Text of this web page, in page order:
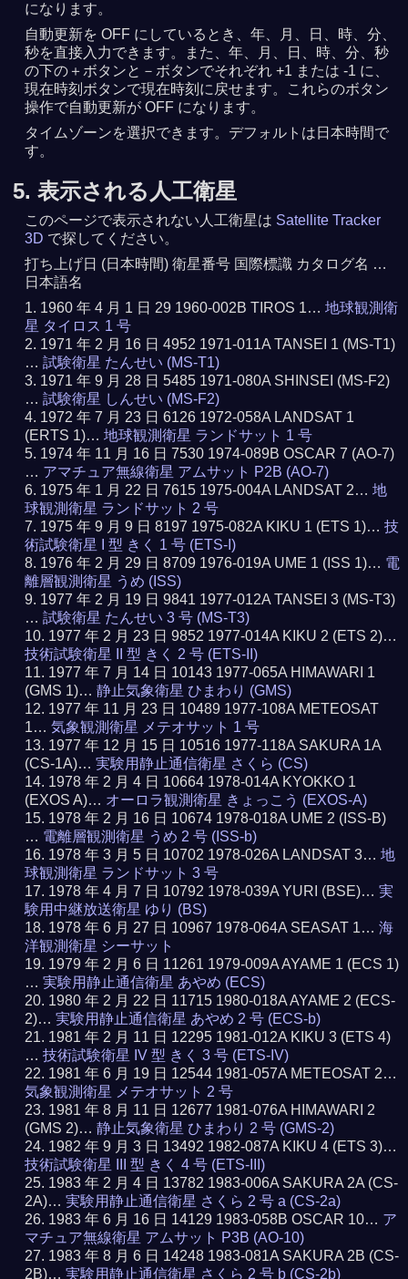
になります。
自動更新を OFF にしているとき、年、月、日、時、分、
秒を直接入力できます。また、年、月、日、時、分、秒
の下の＋ボタンと－ボタンでそれぞれ +1 または -1 に、
現在時刻ボタンで現在時刻に戻せます。これらのボタン
操作で自動更新が OFF になります。
タイムゾーンを選択できます。デフォルトは日本時間で
す。
5. 表示される人工衛星
このページで表示されない人工衛星は Satellite Tracker
3D で探してください。
打ち上げ日 (日本時間) 衛星番号 国際標識 カタログ名 …
日本語名
1960 年 4 月 1 日 29 1960-002B TIROS 1…地球観測衛
星 タイロス 1 号
1971 年 2 月 16 日 4952 1971-011A TANSEI 1 (MS-T1)
…試験衛星 たんせい (MS-T1)
1971 年 9 月 28 日 5485 1971-080A SHINSEI (MS-F2)
…試験衛星 しんせい (MS-F2)
1972 年 7 月 23 日 6126 1972-058A LANDSAT 1
(ERTS 1)…地球観測衛星 ランドサット 1 号
1974 年 11 月 16 日 7530 1974-089B OSCAR 7 (AO-7)
… アマチュア無線衛星 アムサット P2B (AO-7)
1975 年 1 月 22 日 7615 1975-004A LANDSAT 2…地
球観測衛星 ランドサット 2 号
1975 年 9 月 9 日 8197 1975-082A KIKU 1 (ETS 1)…技
術試験衛星 I 型 きく 1 号 (ETS-I)
1976 年 2 月 29 日 8709 1976-019A UME 1 (ISS 1)… 電
離層観測衛星 うめ (ISS)
1977 年 2 月 19 日 9841 1977-012A TANSEI 3 (MS-T3)
…試験衛星 たんせい 3 号 (MS-T3)
1977 年 2 月 23 日 9852 1977-014A KIKU 2 (ETS 2)…
技術試験衛星 II 型 きく 2 号 (ETS-II)
1977 年 7 月 14 日 10143 1977-065A HIMAWARI 1
(GMS 1)…静止気象衛星 ひまわり (GMS)
1977 年 11 月 23 日 10489 1977-108A METEOSAT
1…気象観測衛星 メテオサット 1 号
1977 年 12 月 15 日 10516 1977-118A SAKURA 1A
(CS-1A)…実験用静止通信衛星 さくら (CS)
1978 年 2 月 4 日 10664 1978-014A KYOKKO 1
(EXOS A)… オーロラ観測衛星 きょっこう (EXOS-A)
1978 年 2 月 16 日 10674 1978-018A UME 2 (ISS-B)
… 電離層観測衛星 うめ 2 号 (ISS-b)
1978 年 3 月 5 日 10702 1978-026A LANDSAT 3…地
球観測衛星 ランドサット 3 号
1978 年 4 月 7 日 10792 1978-039A YURI (BSE)…実
験用中継放送衛星 ゆり (BS)
1978 年 6 月 27 日 10967 1978-064A SEASAT 1…海
洋観測衛星 シーサット
1979 年 2 月 6 日 11261 1979-009A AYAME 1 (ECS 1)
…実験用静止通信衛星 あやめ (ECS)
1980 年 2 月 22 日 11715 1980-018A AYAME 2 (ECS-
2)…実験用静止通信衛星 あやめ 2 号 (ECS-b)
1981 年 2 月 11 日 12295 1981-012A KIKU 3 (ETS 4)
…技術試験衛星 IV 型 きく 3 号 (ETS-IV)
1981 年 6 月 19 日 12544 1981-057A METEOSAT 2…
気象観測衛星 メテオサット 2 号
1981 年 8 月 11 日 12677 1981-076A HIMAWARI 2
(GMS 2)…静止気象衛星 ひまわり 2 号 (GMS-2)
1982 年 9 月 3 日 13492 1982-087A KIKU 4 (ETS 3)…
技術試験衛星 III 型 きく 4 号 (ETS-III)
1983 年 2 月 4 日 13782 1983-006A SAKURA 2A (CS-
2A)…実験用静止通信衛星 さくら 2 号 a (CS-2a)
1983 年 6 月 16 日 14129 1983-058B OSCAR 10… ア
マチュア無線衛星 アムサット P3B (AO-10)
1983 年 8 月 6 日 14248 1983-081A SAKURA 2B (CS-
2B)…実験用静止通信衛星 さくら 2 号 b (CS-2b)